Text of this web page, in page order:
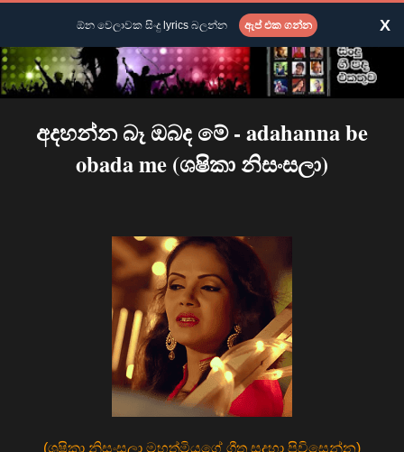
අදහන්න බෑ ඔබද මේ - adahanna be
obada me (ශෂිකා නිසංසලා)
(ශෂිකා නිසංසලා මහත්මියගේ ගීත සදහා පිවිසෙන්න)
ඕන වෙලාවක සිංදු lyrics බලන්න ඇප් එක ගන්න X